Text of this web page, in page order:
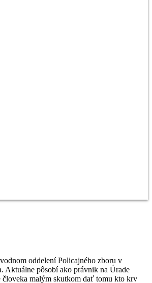
oddelení Policajného zboru v
Aktuálne pôsobí ako právnik na Úrade
človeka malým skutkom dať tomu kto krv